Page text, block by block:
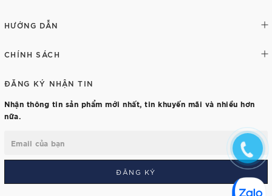
HƯỚNG DẪN
CHÍNH SÁCH
ĐĂNG KÝ NHẬN TIN
Nhận thông tin sản phẩm mới nhất, tin khuyến mãi và nhiều hơn
nữa.
ĐĂNG KÝ